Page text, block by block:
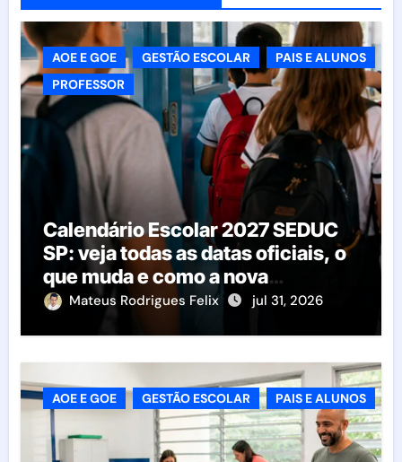
AOE E GOE GESTÃO ESCOLAR
PAIS E ALUNOS
PROFESSOR
Calendário Escolar 2027 SEDUC
SP: veja todas as datas oficiais, o
que muda e como a nova
resolução afeta as escolas
Mateus Rodrigues Felix jul 31, 2026
AOE E GOE GESTÃO ESCOLAR PAIS E ALUNOS